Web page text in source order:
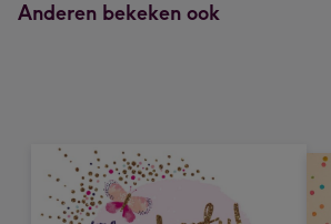
Anderen bekeken ook